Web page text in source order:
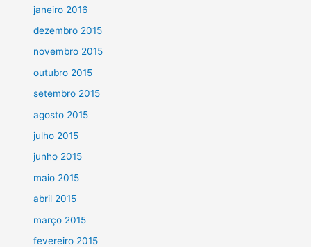
janeiro 2016
dezembro 2015
novembro 2015
outubro 2015
setembro 2015
agosto 2015
julho 2015
junho 2015
maio 2015
abril 2015
março 2015
fevereiro 2015